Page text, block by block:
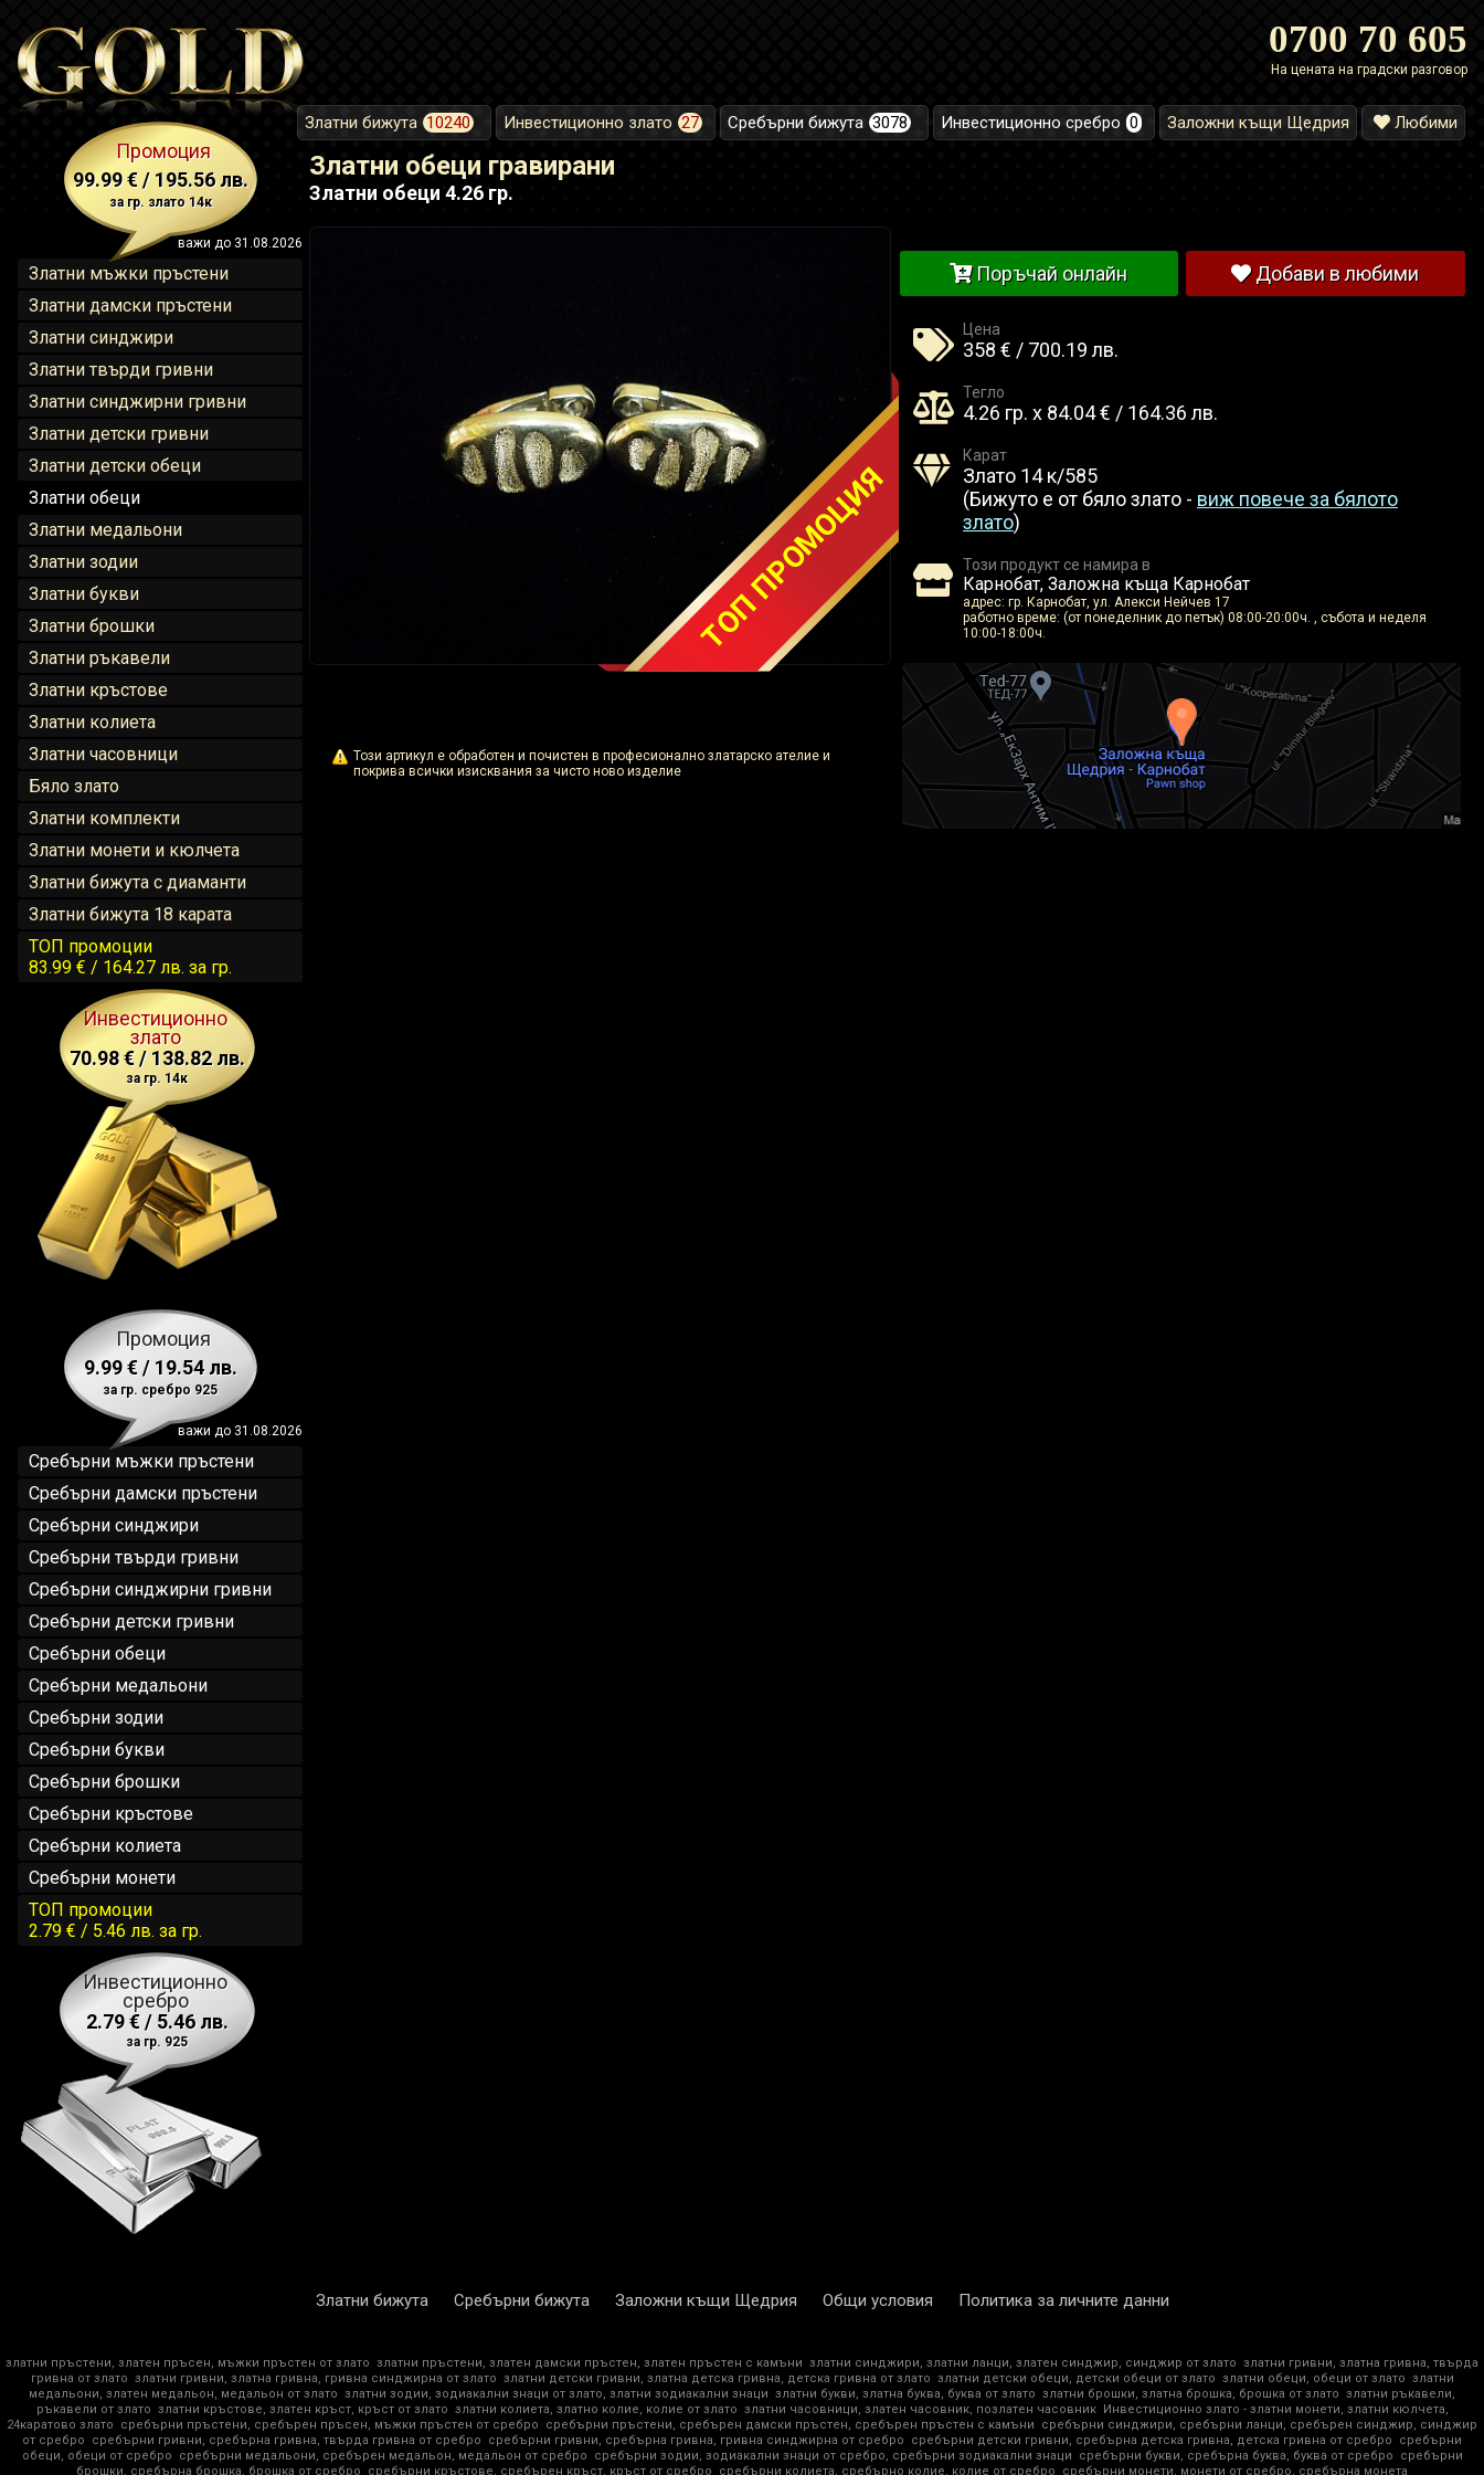
0700 70 605
На цената на градски разговор
Златни бижута 10240 Инвестиционно злато 27 Сребърни бижута 3078 Инвестиционно сребро 0 Заложни къщи Щедрия Любими
Промоция
99.99 € / 195.56 лв.
за гр. злато 14к
важи до 31.08.2026
Златни мъжки пръстени
Златни дамски пръстени
Златни синджири
Златни твърди гривни
Златни синджирни гривни
Златни детски гривни
Златни детски обеци
Златни обеци
Златни медальони
Златни зодии
Златни букви
Златни брошки
Златни ръкавели
Златни кръстове
Златни колиета
Златни часовници
Бяло злато
Златни комплекти
Златни монети и кюлчета
Златни бижута с диаманти
Златни бижута 18 карата
ТОП промоции
83.99 € / 164.27 лв. за гр.
Инвестиционно
злато
70.98 € / 138.82 лв.
за гр. 14к
Промоция
9.99 € / 19.54 лв.
за гр. сребро 925
важи до 31.08.2026
Сребърни мъжки пръстени
Сребърни дамски пръстени
Сребърни синджири
Сребърни твърди гривни
Сребърни синджирни гривни
Сребърни детски гривни
Сребърни обеци
Сребърни медальони
Сребърни зодии
Сребърни букви
Сребърни брошки
Сребърни кръстове
Сребърни колиета
Сребърни монети
ТОП промоции
2.79 € / 5.46 лв. за гр.
Инвестиционно
сребро
2.79 € / 5.46 лв.
за гр. 925
Златни обеци гравирани
Златни обеци 4.26 гр.
ТОП ПРОМОЦИЯ
Този артикул е обработен и почистен в професионално златарско ателие и
покрива всички изисквания за чисто ново изделие
Поръчай онлайн Добави в любими
Цена
358 € / 700.19 лв.
Тегло
4.26 гр. x 84.04 € / 164.36 лв.
Карат
Злато 14 к/585
(Бижуто е от бяло злато - виж повече за бялото
злато)
Този продукт се намира в
Карнобат, Заложна къща Карнобат
адрес: гр. Карнобат, ул. Алекси Нейчев 17
работно време: (от понеделник до петък) 08:00-20:00ч. , събота и неделя
10:00-18:00ч.
Златни бижута Сребърни бижута Заложни къщи Щедрия Общи условия Политика за личните данни
златни пръстени, златен пръсен, мъжки пръстен от злато златни пръстени, златен дамски пръстен, златен пръстен с камъни златни синджири, златни ланци, златен синджир, синджир от злато златни гривни, златна гривна, твърда
гривна от злато златни гривни, златна гривна, гривна синджирна от злато златни детски гривни, златна детска гривна, детска гривна от злато златни детски обеци, детски обеци от злато златни обеци, обеци от злато златни
медальони, златен медальон, медальон от злато златни зодии, зодиакални знаци от злато, златни зодиакални знаци златни букви, златна буква, буква от злато златни брошки, златна брошка, брошка от злато златни ръкавели,
ръкавели от злато златни кръстове, златен кръст, кръст от злато златни колиета, златно колие, колие от злато златни часовници, златен часовник, позлатен часовник Инвестиционно злато - златни монети, златни кюлчета,
24каратово злато
сребърни пръстени, сребърен пръсен, мъжки пръстен от сребро сребърни пръстени, сребърен дамски пръстен, сребърен пръстен с камъни
сребърни синджири, сребърни ланци, сребърен синджир, синджир
от сребро
сребърни гривни, сребърна гривна, твърда гривна от сребро сребърни гривни, сребърна гривна, гривна синджирна от сребро сребърни детски гривни, сребърна детска гривна, детска гривна от сребро
сребърни
обеци, обеци от сребро
сребърни медальони, сребърен медальон, медальон от сребро сребърни зодии, зодиакални знаци от сребро, сребърни зодиакални знаци сребърни букви, сребърна буква, буква от сребро
сребърни
брошки, сребърна брошка, брошка от сребро
сребърни кръстове, сребърен кръст, кръст от сребро сребърни колиета, сребърно колие, колие от сребро сребърни монети, монети от сребро, сребърна монета